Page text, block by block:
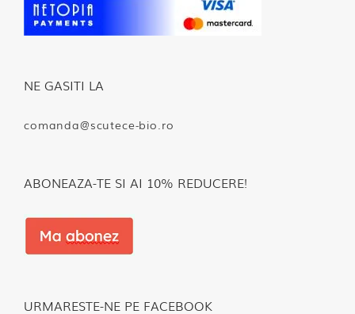
NE GASITI LA
comanda@scutece-bio.ro
ABONEAZA-TE SI AI 10% REDUCERE!
URMARESTE-NE PE FACEBOOK